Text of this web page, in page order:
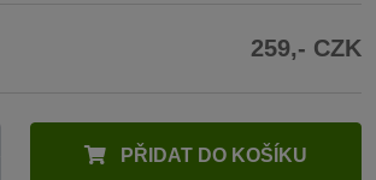
259,- CZK
PŘIDAT DO KOŠÍKU